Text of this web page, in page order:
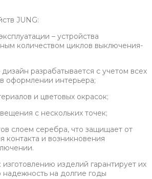
JUNG:
– устройства
количеством циклов выключения-
разрабатывается с учетом всех
оформлении интерьера;
и цветовых окрасок;
с нескольких точек;
слоем серебра, что защищает от
контакта и возникновения
изделий гарантирует их
надежность на долгие годы